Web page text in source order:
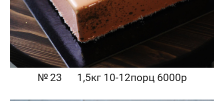
№ 23⠀⠀1,5кг 10-12порц 6000р